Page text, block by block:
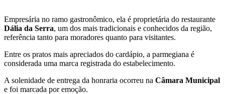
Empresária no ramo gastronômico, ela é proprietária do restaurante
Dália da Serra, um dos mais tradicionais e conhecidos da região,
referência tanto para moradores quanto para visitantes.
Entre os pratos mais apreciados do cardápio, a parmegiana é
considerada uma marca registrada do estabelecimento.
A solenidade de entrega da honraria ocorreu na Câmara Municipal
e foi marcada por emoção.